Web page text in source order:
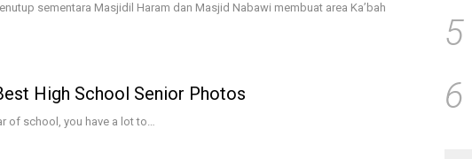
sementara Masjidil Haram dan Masjid Nabawi membuat area Ka’bah
High School Senior Photos
of school, you have a lot to…
5
6